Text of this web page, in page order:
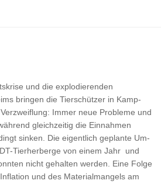
und die explodierenden
bringen die Tierschützer in Kamp-
Immer neue Probleme und
gleichzeitig die Einnahmen
sinken. Die eigentlich geplante Um-
Tierherberge von einem Jahr und
nicht gehalten werden. Eine Folge
und des Materialmangels am